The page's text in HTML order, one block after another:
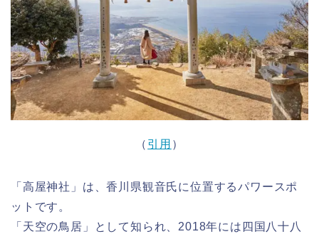
（ 引用 ）
「高屋神社」は、香川県観音氏に位置するパワースポ
ットです。
「天空の鳥居」として知られ、2018年には四国八十八